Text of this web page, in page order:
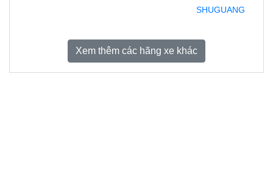
SHUGUANG
Xem thêm các hãng xe khác